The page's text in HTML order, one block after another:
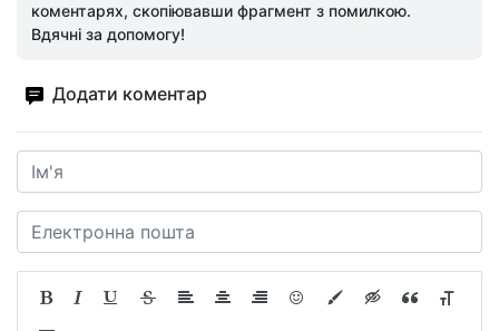
коментарях, скопіювавши фрагмент з помилкою.
Вдячні за допомогу!
Додати коментар